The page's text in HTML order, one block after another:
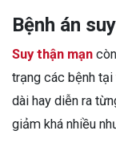
Bệnh án
Suy thận mạn
trạng các bệnh
dài hay diễn ra
giảm khá nhiều